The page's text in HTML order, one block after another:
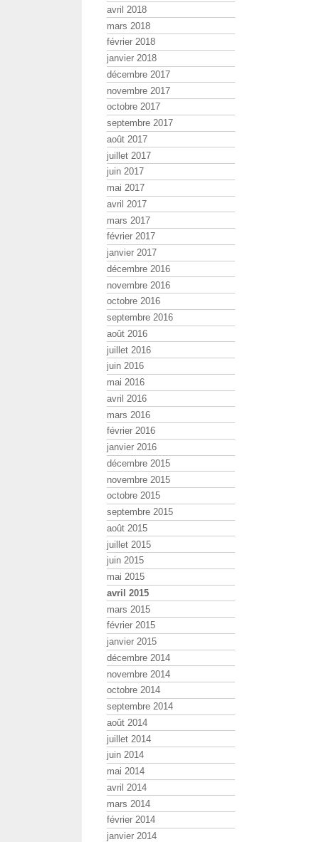
avril 2018
mars 2018
février 2018
janvier 2018
décembre 2017
novembre 2017
octobre 2017
septembre 2017
août 2017
juillet 2017
juin 2017
mai 2017
avril 2017
mars 2017
février 2017
janvier 2017
décembre 2016
novembre 2016
octobre 2016
septembre 2016
août 2016
juillet 2016
juin 2016
mai 2016
avril 2016
mars 2016
février 2016
janvier 2016
décembre 2015
novembre 2015
octobre 2015
septembre 2015
août 2015
juillet 2015
juin 2015
mai 2015
avril 2015
mars 2015
février 2015
janvier 2015
décembre 2014
novembre 2014
octobre 2014
septembre 2014
août 2014
juillet 2014
juin 2014
mai 2014
avril 2014
mars 2014
février 2014
janvier 2014